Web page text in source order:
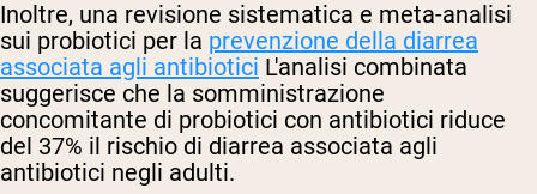
Inoltre, una revisione sistematica e meta-analisi
sui probiotici per la prevenzione della diarrea
associata agli antibiotici L'analisi combinata
suggerisce che la somministrazione
concomitante di probiotici con antibiotici riduce
del 37% il rischio di diarrea associata agli
antibiotici negli adulti.